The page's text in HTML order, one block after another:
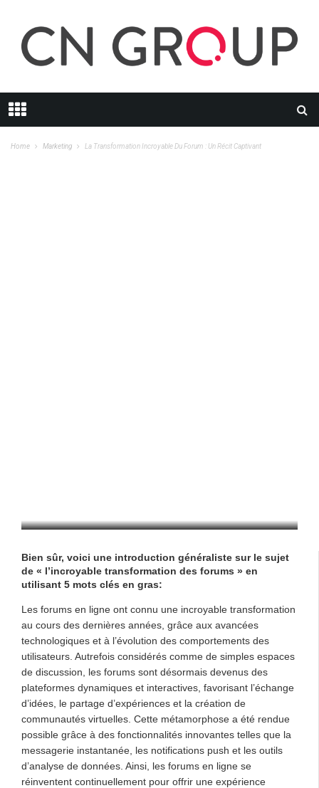
Home Marketing La Transformation Incroyable Du Forum : Un Récit Captivant
Bien sûr, voici une introduction généraliste sur le sujet
de « l’incroyable transformation des forums » en
utilisant 5 mots clés en gras:
Les forums en ligne ont connu une incroyable transformation
au cours des dernières années, grâce aux avancées
technologiques et à l’évolution des comportements des
utilisateurs. Autrefois considérés comme de simples espaces
de discussion, les forums sont désormais devenus des
plateformes dynamiques et interactives, favorisant l’échange
d’idées, le partage d’expériences et la création de
communautés virtuelles. Cette métamorphose a été rendue
possible grâce à des fonctionnalités innovantes telles que la
messagerie instantanée, les notifications push et les outils
d’analyse de données. Ainsi, les forums en ligne se
réinventent continuellement pour offrir une expérience